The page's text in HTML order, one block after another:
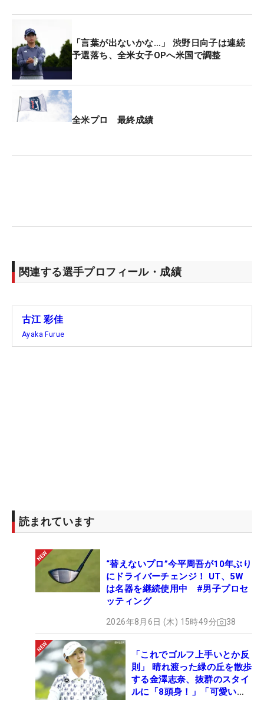
は首位タイから陥落することに。そして12番でグリ
ーン左奥に外れたアプローチが寄せきれずボギーを
叩くと、13番で取り戻しながらも、14番でボギー。
15番ではフェアウェイバンカーからアゴに当たっ
て、3オン・3パットのダブルボギーを喫した。「怪
しいかなとは思っていた。つま先上がりのバンカー
最終的にスコアをひとつ落とし、優勝したネリーと
れど、せめてイーブンには戻したかった」。単独首
してしまうのは直り切っていない部分はある」。次
戦への課題にもなる。
最終18番はホステスの意地を見せるような気迫ある
ショットで2メートルにつけバーディを奪い、トッ
プ10には食い込んだ。「プレッシャーにはなる試合
がれてよかった」。この悔しさは次戦のメジャー大
会「全米女子オープン」（30日開幕）で晴らすつも
りだ。（文・笠井あかり）
「言葉が出ないかな…」 渋野日向子は連続
予選落ち、全米女子OPへ米国で調整
全米プロ 最終成績
関連する選手プロフィール・成績
古江 彩佳
Ayaka Furue
読まれています
“替えないプロ”今平周吾が10年ぶり
にドライバーチェンジ！ UT、5W
は名器を継続使用中 #男子プロセ
ッティング
2026年8月6日 (木) 15時49分 38
「これでゴルフ上手いとか反
則」 晴れ渡った緑の丘を散歩
する金澤志奈、抜群のスタイ
ルに「8頭身！」「可愛いに